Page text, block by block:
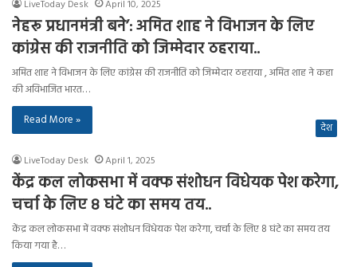
LiveToday Desk April 10, 2025
नेहरू प्रधानमंत्री बने’: अमित शाह ने विभाजन के लिए
कांग्रेस की राजनीति को जिम्मेदार ठहराया..
अमित शाह ने विभाजन के लिए कांग्रेस की राजनीति को जिम्मेदार ठहराया , अमित शाह ने कहा
की अविभाजित भारत…
Read More »
देश
LiveToday Desk April 1, 2025
केंद्र कल लोकसभा में वक्फ संशोधन विधेयक पेश करेगा,
चर्चा के लिए 8 घंटे का समय तय..
केंद्र कल लोकसभा में वक्फ संशोधन विधेयक पेश करेगा, चर्चा के लिए 8 घंटे का समय तय
किया गया है…